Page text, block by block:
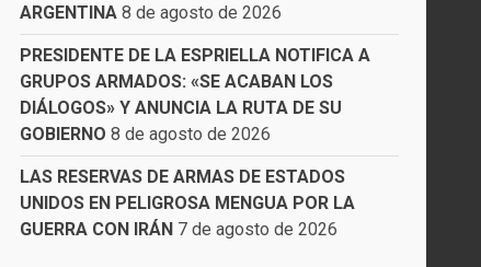
ARGENTINA 8 de agosto de 2026
PRESIDENTE DE LA ESPRIELLA NOTIFICA A
GRUPOS ARMADOS: «SE ACABAN LOS
DIÁLOGOS» Y ANUNCIA LA RUTA DE SU
GOBIERNO 8 de agosto de 2026
LAS RESERVAS DE ARMAS DE ESTADOS
UNIDOS EN PELIGROSA MENGUA POR LA
GUERRA CON IRÁN 7 de agosto de 2026